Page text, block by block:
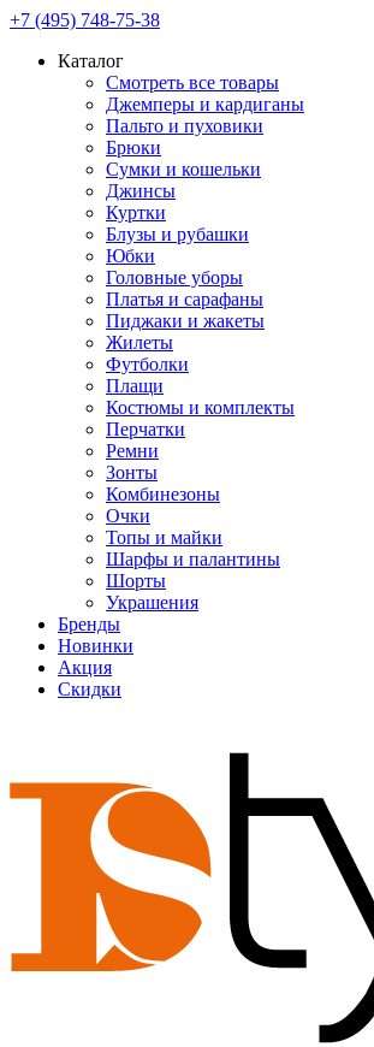
+7 (495) 748-75-38
Каталог
Смотреть все товары
Джемперы и кардиганы
Пальто и пуховики
Брюки
Сумки и кошельки
Джинсы
Куртки
Блузы и рубашки
Юбки
Головные уборы
Платья и сарафаны
Пиджаки и жакеты
Жилеты
Футболки
Плащи
Костюмы и комплекты
Перчатки
Ремни
Зонты
Комбинезоны
Очки
Топы и майки
Шарфы и палантины
Шорты
Украшения
Бренды
Новинки
Акция
Скидки